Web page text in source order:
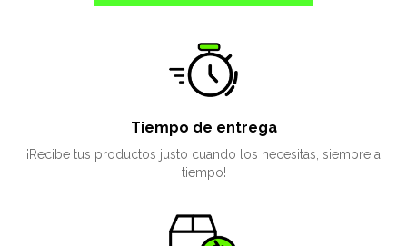
Tiempo de entrega
¡Recibe tus productos justo cuando los necesitas, siempre a
tiempo!